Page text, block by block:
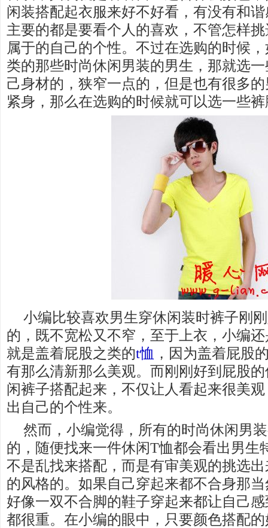
闲装搭配起衣服来好不好看，有没有和
主要的都是要看个人的喜欢，不管怎样
属于的自己的个性。不过在选购的时候
类的那些时尚休闲男装的男生，那就选
己身材的，狭窄一点的，但是也有很多
紧身，那么在选购的时候就可以选一些
小编比较喜欢男生穿休闲装时裤子刚
的，既不宽松又不窄，至于上衣，小编
就是盖着屁股之类的t恤 ，因为盖着屁股
有那么清新那么美观。而刚刚好到屁股
闲裤子搭配起来，不仅让人看起来很美
出自己的个性来。
然而，小编觉得，所有的时尚休闲男
的，随便找来一件休闲T恤都会看出男生
不是乱找来搭配，而是有审美观的挑选
的风格的。如果自己穿起来都不合身那
好像一双不合脚的鞋子穿起来都让自己
都很重。在小编的眼中，只要颜色搭配